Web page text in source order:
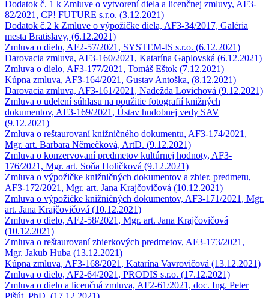
Dodatok č. 1 k Zmluve o vytvorení diela a licenčnej zmluvy, AF3-
82/2021, CP! FUTURE s.r.o. (3.12.2021)
Dodatok č.2 k Zmluve o výpožičke diela, AF3-34/2017, Galéria
mesta Bratislavy, (6.12.2021)
Zmluva o dielo, AF2-57/2021, SYSTEM-IS s.r.o. (6.12.2021)
Darovacia zmluva, AF3-160/2021, Katarína Gaplovská (6.12.2021)
Zmluva o dielo, AF3-177/2021, Tomáš Eštok (7.12.2021)
Kúpna zmluva, AF3-164/2021, Gustav Antoška, (8.12.2021)
Darovacia zmluva, AF3-161/2021, Nadežda Lovichová (9.12.2021)
Zmluva o udelení súhlasu na použitie fotografií knižných
dokumentov, AF3-169/2021, Ústav hudobnej vedy SAV
(9.12.2021)
Zmluva o reštaurovaní knižničného dokumentu, AF3-174/2021,
Mgr. art. Barbara Němečková, ArtD. (9.12.2021)
Zmluva o konzervovaní predmetov kultúrnej hodnoty, AF3-
176/2021, Mgr. art. Soňa Holičková (9.12.2021)
Zmluva o výpožičke knižničných dokumentov a zbier. predmetu,
AF3-172/2021, Mgr. art. Jana Krajčovičová (10.12.2021)
Zmluva o výpožičke knižničných dokumentov, AF3-171/2021, Mgr.
art. Jana Krajčovičová (10.12.2021)
Zmluva o dielo, AF2-58/2021, Mgr. art. Jana Krajčovičová
(10.12.2021)
Zmluva o reštaurovaní zbierkových predmetov, AF3-173/2021,
Mgr. Jakub Huba (13.12.2021)
Kúpna zmluva, AF3-168/2021, Katarína Vavrovičová (13.12.2021)
Zmluva o dielo, AF2-64/2021, PRODIS s.r.o. (17.12.2021)
Zmluva o dielo a licenčná zmluva, AF2-61/2021, doc. Ing. Peter